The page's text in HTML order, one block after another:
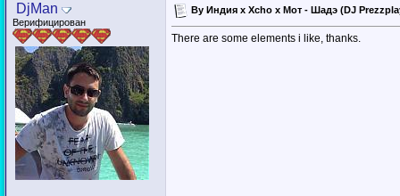
DjMan
Верифицирован
By Индия x Xcho x Мот - Шадэ (DJ
There are some elements i like, thanks.